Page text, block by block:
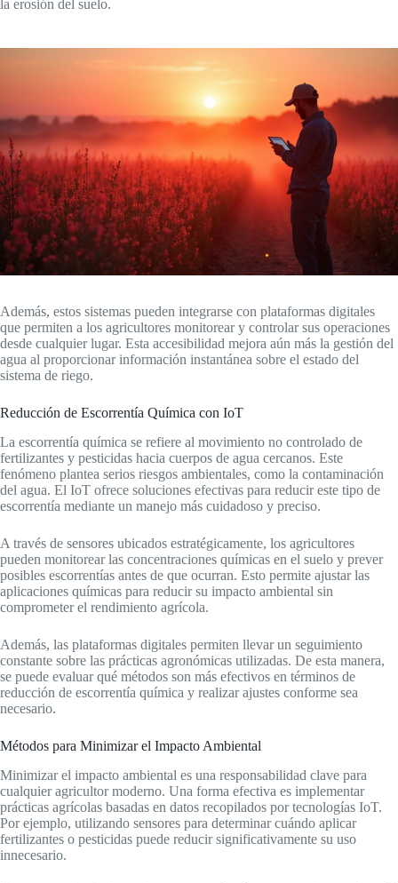
la erosión del suelo.
Además, estos sistemas pueden integrarse con plataformas digitales
que permiten a los agricultores monitorear y controlar sus operaciones
desde cualquier lugar. Esta accesibilidad mejora aún más la gestión del
agua al proporcionar información instantánea sobre el estado del
sistema de riego.
Reducción de Escorrentía Química con IoT
La escorrentía química se refiere al movimiento no controlado de
fertilizantes y pesticidas hacia cuerpos de agua cercanos. Este
fenómeno plantea serios riesgos ambientales, como la contaminación
del agua. El IoT ofrece soluciones efectivas para reducir este tipo de
escorrentía mediante un manejo más cuidadoso y preciso.
A través de sensores ubicados estratégicamente, los agricultores
pueden monitorear las concentraciones químicas en el suelo y prever
posibles escorrentías antes de que ocurran. Esto permite ajustar las
aplicaciones químicas para reducir su impacto ambiental sin
comprometer el rendimiento agrícola.
Además, las plataformas digitales permiten llevar un seguimiento
constante sobre las prácticas agronómicas utilizadas. De esta manera,
se puede evaluar qué métodos son más efectivos en términos de
reducción de escorrentía química y realizar ajustes conforme sea
necesario.
Métodos para Minimizar el Impacto Ambiental
Minimizar el impacto ambiental es una responsabilidad clave para
cualquier agricultor moderno. Una forma efectiva es implementar
prácticas agrícolas basadas en datos recopilados por tecnologías IoT.
Por ejemplo, utilizando sensores para determinar cuándo aplicar
fertilizantes o pesticidas puede reducir significativamente su uso
innecesario.